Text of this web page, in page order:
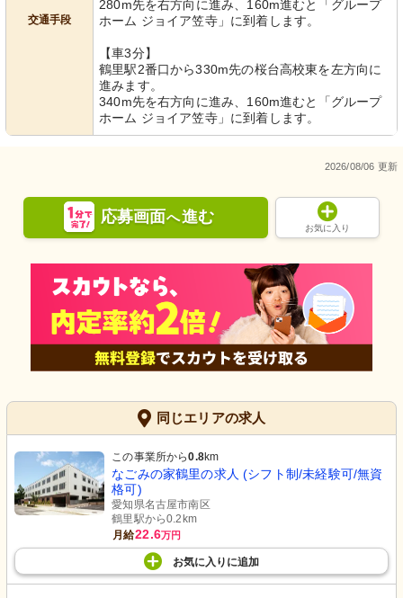
交通手段
280m先を右方向に進み、160m進むと「グループ
ホーム ジョイア笠寺」に到着します。
【車3分】
鶴里駅2番口から330m先の桜台高校東を左方向に
進みます。
340m先を右方向に進み、160m進むと「グループ
ホーム ジョイア笠寺」に到着します。
2026/08/06 更新
応募画面へ進む
お気に入り
同じエリアの求人
この事業所から0.8km
なごみの家鶴里の求人 (シフト制/未経験可/無資
格可)
愛知県名古屋市南区
鶴里駅から0.2km
月給22.6万円
お気に入り に追加